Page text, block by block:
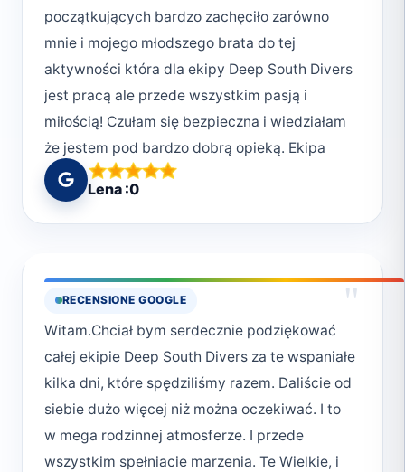
początkujących bardzo zachęciło zarówno
mnie i mojego młodszego brata do tej
aktywności która dla ekipy Deep South Divers
jest pracą ale przede wszystkim pasją i
miłością! Czułam się bezpieczna i wiedziałam
że jestem pod bardzo dobrą opieką. Ekipa
pomogła mi przekroczyć następne granice i
doświadczyć nurkowania na własnej skórze.
Pozdrawiam Monikę, Synusia i Wiktorię🤿🌊
Lena :0
RECENSIONE GOOGLE "
Witam.Chciał bym serdecznie podziękować
całej ekipie Deep South Divers za te wspaniałe
kilka dni, które spędziliśmy razem. Daliście od
siebie dużo więcej niż można oczekiwać. I to
w mega rodzinnej atmosferze. I przede
wszystkim spełniacie marzenia. Te Wielkie, i